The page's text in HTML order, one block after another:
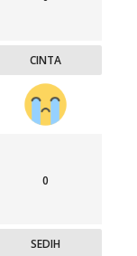
CINTA
0
SEDIH